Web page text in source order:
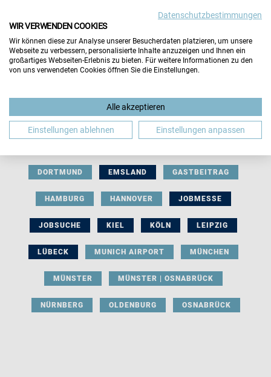
BERUFLICHE ORIENTIERUNG BEWERBUNG
DORTMUND EMSLAND GASTBEITRAG
HAMBURG HANNOVER JOBMESSE
JOBSUCHE KIEL KÖLN LEIPZIG
LÜBECK MUNICH AIRPORT MÜNCHEN
MÜNSTER MÜNSTER | OSNABRÜCK
NÜRNBERG OLDENBURG OSNABRÜCK
Datenschutzbestimmungen
WIR VERWENDEN COOKIES
Wir können diese zur Analyse unserer Besucherdaten platzieren, um unsere
Webseite zu verbessern, personalisierte Inhalte anzuzeigen und Ihnen ein
großartiges Webseiten-Erlebnis zu bieten. Für weitere Informationen zu den
von uns verwendeten Cookies öffnen Sie die Einstellungen.
Alle akzeptieren
Einstellungen ablehnen Einstellungen anpassen